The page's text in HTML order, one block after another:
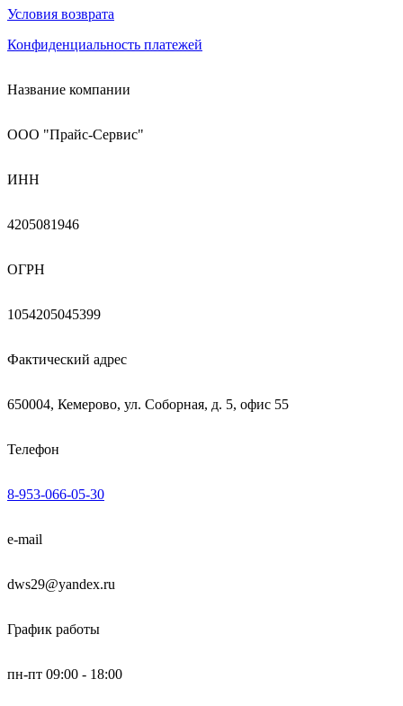
Условия возврата
Конфиденциальность платежей
Название компании
ООО "Прайс-Сервис"
ИНН
4205081946
ОГРН
1054205045399
Фактический адрес
650004, Кемерово, ул. Соборная, д. 5, офис 55
Телефон
8-953-066-05-30
e-mail
dws29@yandex.ru
График работы
пн-пт 09:00 - 18:00